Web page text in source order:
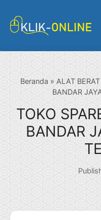
Beranda » ALAT BERAT
BANDAR
TOKO
BANDAR